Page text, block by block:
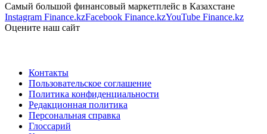
Самый большой финансовый маркетплейс в Казахстане
Instagram Finance.kzFacebook Finance.kzYouTube Finance.kz
Оцените наш сайт
Контакты
Пользовательское соглашение
Политика конфиденциальности
Редакционная политика
Персональная справка
Глоссарий